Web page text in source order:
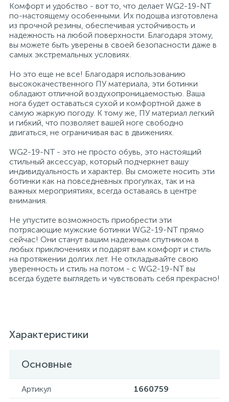
Комфорт и удобство - вот то, что делает WG2-19-NT
по-настоящему особенными. Их подошва изготовлена
из прочной резины, обеспечивая устойчивость и
надежность на любой поверхности. Благодаря этому,
вы можете быть уверены в своей безопасности даже в
самых экстремальных условиях.
Но это еще не все! Благодаря использованию
высококачественного ПУ материала, эти ботинки
обладают отличной воздухопроницаемостью. Ваша
нога будет оставаться сухой и комфортной даже в
самую жаркую погоду. К тому же, ПУ материал легкий
и гибкий, что позволяет вашей ноге свободно
двигаться, не ограничивая вас в движениях.
WG2-19-NT - это не просто обувь, это настоящий
стильный аксессуар, который подчеркнет вашу
индивидуальность и характер. Вы сможете носить эти
ботинки как на повседневных прогулках, так и на
важных мероприятиях, всегда оставаясь в центре
внимания.
Не упустите возможность приобрести эти
потрясающие мужские ботинки WG2-19-NT прямо
сейчас! Они станут вашим надежным спутником в
любых приключениях и подарят вам комфорт и стиль
на протяжении долгих лет. Не откладывайте свою
уверенность и стиль на потом - с WG2-19-NT вы
всегда будете выглядеть и чувствовать себя прекрасно!
Характеристики
Основные
Артикул
1660759
Хлорсодержащие средства
Экспресс-контроль концентрации
Почтовые ящики
Пюпитры
Ресепшн
Сейфы автомобильные
Сейфы взломостойкие
Сейфы гостиничные
Сейфы депозитные
Сейфы огне-взломостойкие
Сейфы огнестойкие